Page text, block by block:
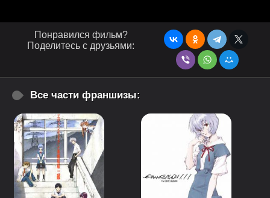
Понравился фильм?
Поделитесь с друзьями:
Все части франшизы: